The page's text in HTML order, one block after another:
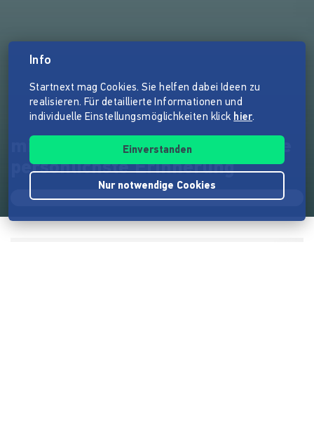
milk-design Manufaktur - Deine
persönlichste Erinnerung
Info
Startnext mag Cookies. Sie helfen dabei Ideen zu
realisieren. Für detaillierte Informationen und
individuelle Einstellungsmöglichkeiten klick hier.
Einverstanden
Nur notwendige Cookies